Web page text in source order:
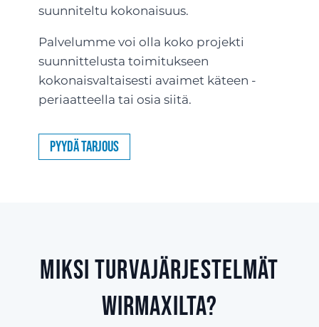
suunniteltu kokonaisuus.
Palvelumme voi olla koko projekti
suunnittelusta toimitukseen
kokonaisvaltaisesti avaimet käteen -
periaatteella tai osia siitä.
Pyydä tarjous
Miksi turvajärjestelmät
Wirmaxilta?